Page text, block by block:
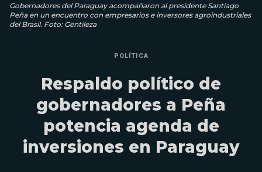
Gobernadores del Paraguay acompañaron al presidente Santiago
Peña en un encuentro con empresarios e inversores agroindustriales
del Brasil. Foto: Gentileza
POLÍTICA
Respaldo político de
gobernadores a Peña
potencia agenda de
inversiones en Paraguay